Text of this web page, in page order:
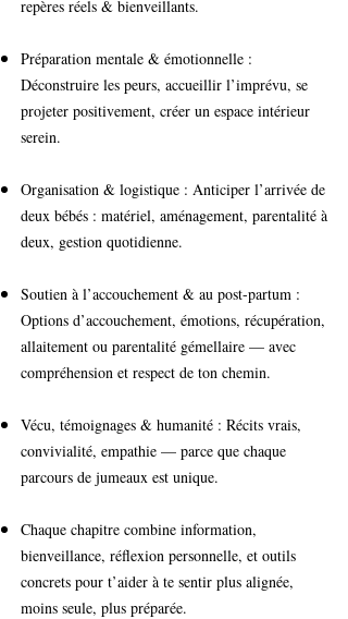
repères réels & bienveillants.
Préparation mentale & émotionnelle :
Déconstruire les peurs, accueillir l’imprévu, se
projeter positivement, créer un espace intérieur
serein.
Organisation & logistique : Anticiper l’arrivée de
deux bébés : matériel, aménagement, parentalité à
deux, gestion quotidienne.
Soutien à l’accouchement & au post-partum :
Options d’accouchement, émotions, récupération,
allaitement ou parentalité gémellaire — avec
compréhension et respect de ton chemin.
Vécu, témoignages & humanité : Récits vrais,
convivialité, empathie — parce que chaque
parcours de jumeaux est unique.
Chaque chapitre combine information,
bienveillance, réflexion personnelle, et outils
concrets pour t’aider à te sentir plus alignée,
moins seule, plus préparée.